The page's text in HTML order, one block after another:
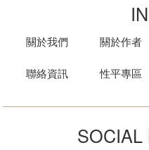
關於我們
聯絡資訊
關於作者
性平專區
SOCIAL